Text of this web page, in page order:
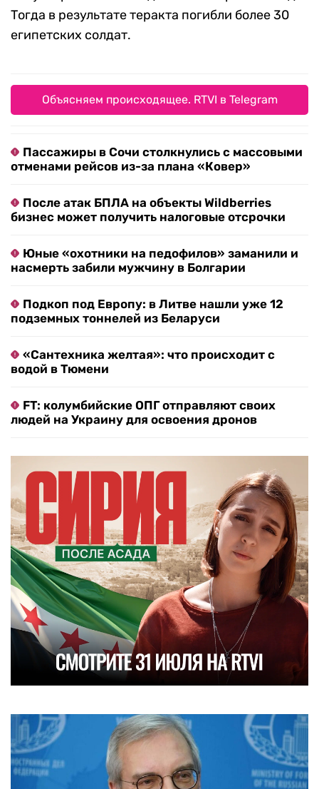
Тогда в результате теракта погибли более 30
египетских солдат.
Объясняем происходящее. RTVI в Telegram
Пассажиры в Сочи столкнулись с массовыми
отменами рейсов из-за плана «Ковер»
После атак БПЛА на объекты Wildberries
бизнес может получить налоговые отсрочки
Юные «охотники на педофилов» заманили и
насмерть забили мужчину в Болгарии
Подкоп под Европу: в Литве нашли уже 12
подземных тоннелей из Беларуси
«Сантехника желтая»: что происходит с
водой в Тюмени
FT: колумбийские ОПГ отправляют своих
людей на Украину для освоения дронов